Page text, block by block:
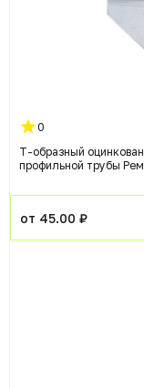
0
Т-образный
профильной трубы
от 45.00 ₽